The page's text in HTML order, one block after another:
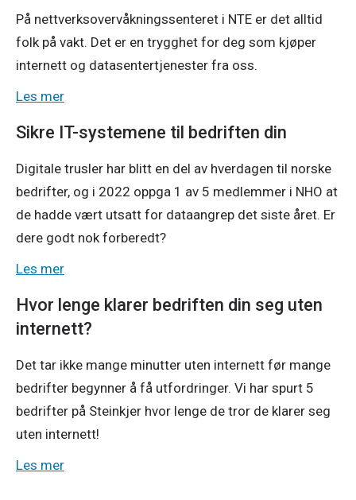
På nettverksovervåkningssenteret i NTE er det alltid
folk på vakt. Det er en trygghet for deg som kjøper
internett og datasentertjenester fra oss.
Les mer
Sikre IT-systemene til bedriften din
Digitale trusler har blitt en del av hverdagen til norske
bedrifter, og i 2022 oppga 1 av 5 medlemmer i NHO at
de hadde vært utsatt for dataangrep det siste året. Er
dere godt nok forberedt?
Les mer
Hvor lenge klarer bedriften din seg uten
internett?
Det tar ikke mange minutter uten internett før mange
bedrifter begynner å få utfordringer. Vi har spurt 5
bedrifter på Steinkjer hvor lenge de tror de klarer seg
uten internett!
Les mer